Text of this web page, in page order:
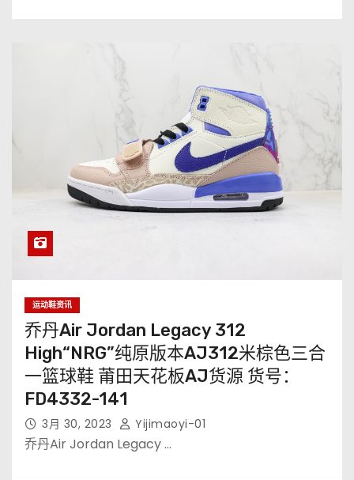
运动鞋资讯
乔丹Air Jordan Legacy 312
High“NRG”纯原版本AJ312米棕色三合
一篮球鞋 莆田天花板AJ货源 货号：
FD4332-141
3月 30, 2023 Yijimaoyi-01
乔丹Air Jordan Legacy …